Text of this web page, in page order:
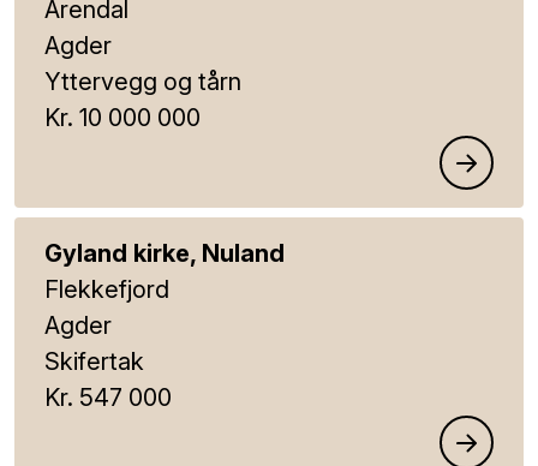
Arendal
Agder
Yttervegg og tårn
Kr. 10 000 000
Gyland kirke, Nuland
Flekkefjord
Agder
Skifertak
Kr. 547 000